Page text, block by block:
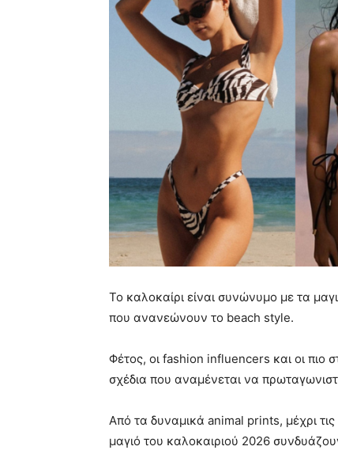
Το καλοκαίρι είναι συνώνυμο με τα
που ανανεώνουν το beach style.
Φέτος, οι fashion influencers και οι πιο
σχέδια που αναμένεται να
Από τα δυναμικά animal prints, μέχρι
μαγιό του καλοκαιριού 2026